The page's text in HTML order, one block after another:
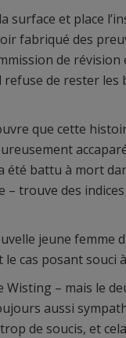
surface et place
fabriqué des
de
de rester les
que cette
été battu à mort
trouve des
jeune femme
cas posant souci
– mais le
aussi
de soucis, et